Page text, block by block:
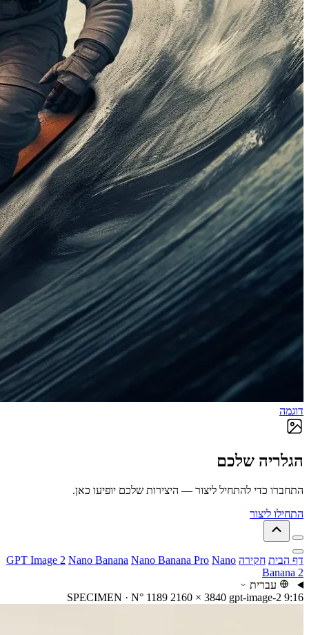
דוגמה
הגלריה שלכם
התחברו כדי להתחיל ליצור — היצירות שלכם יופיעו כאן.
התחילו ליצור
דף הבית חקירה GPT Image 2 Nano Banana Nano Banana Pro Nano
Banana 2
עברית
SPECIMEN · N° 1189 2160 × 3840 gpt-image-2 9:16